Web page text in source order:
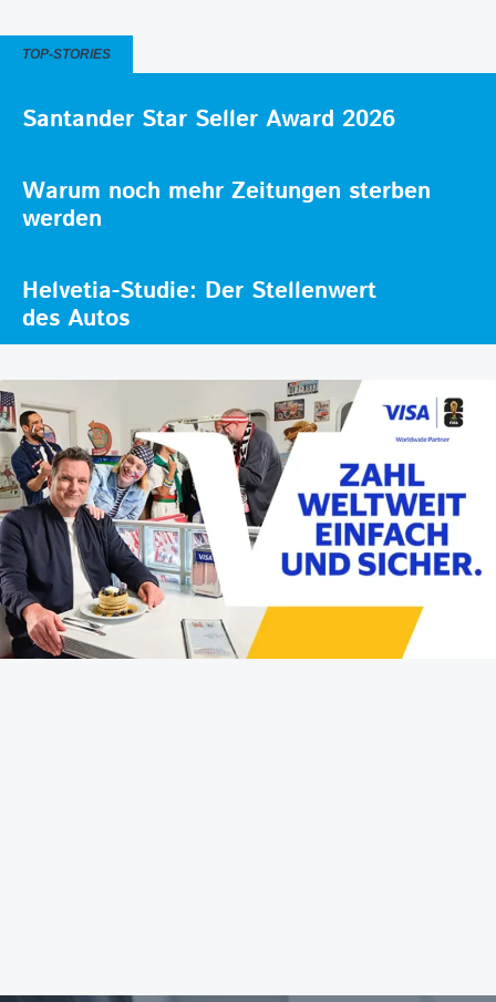
TOP-STORIES
Santander Star Seller Award 2026
Warum noch mehr Zeitungen sterben
werden
Helvetia-Studie: Der Stellenwert
des Autos